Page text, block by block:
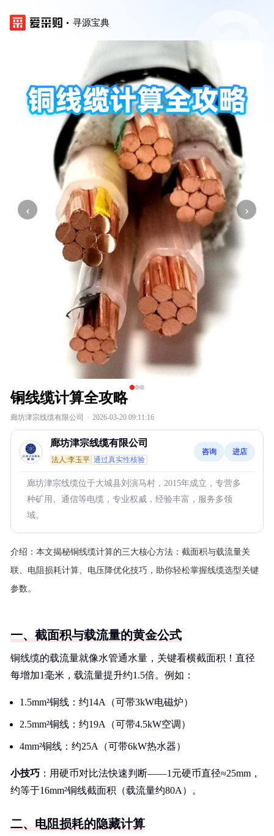
寻源宝典
‹ ›
铜线缆计算全攻略
廊坊津宗线缆有限公司 · 2026-03-20 09:11:16
廊坊津宗线缆有限公司
法人:李玉平 通过真实性核验
咨询 进店
廊坊津宗线缆位于大城县刘演马村，2015年成立，专营多
种矿用、通信等电缆，专业权威，经验丰富，服务多领
域。
介绍： 本文揭秘铜线缆计算的三大核心方法：截面积与载流量关
联、电阻损耗计算、电压降优化技巧，助你轻松掌握线缆选型关键
参数。
一、截面积与载流量的黄金公式
铜线缆的载流量就像水管通水量，关键看横截面积！直径
每增加1毫米，载流量提升约1.5倍。例如：
1.5mm²铜线：约14A（可带3kW电磁炉）
2.5mm²铜线：约19A（可带4.5kW空调）
4mm²铜线：约25A（可带6kW热水器）
小技巧 ：用硬币对比法快速判断——1元硬币直径≈25mm，
约等于16mm²铜线截面积（载流量约80A）。
二、电阻损耗的隐藏计算